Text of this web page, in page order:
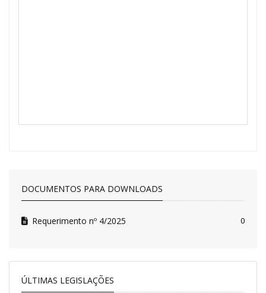
DOCUMENTOS PARA DOWNLOADS
Requerimento nº 4/2025 0
ÚLTIMAS LEGISLAÇÕES